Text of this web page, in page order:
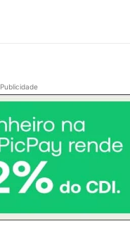
Publicidade